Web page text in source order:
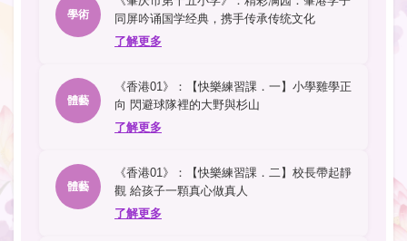
學術
同屏吟诵国学经典，携手传承传统文化
了解更多
體藝
《香港01》：【快樂練習課．一】小學雞學正
向 閃避球隊裡的大野與杉山
了解更多
體藝
《香港01》：【快樂練習課．二】校長帶起靜
觀 給孩子一顆真心做真人
了解更多